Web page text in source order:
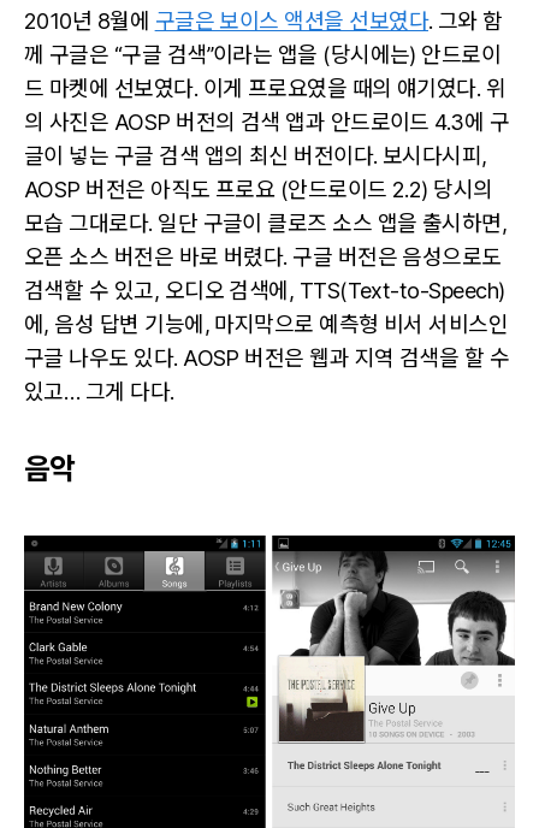
2010년 8월에 구글은 보이스 액션을 선보였다. 그와 함
께 구글은 “구글 검색”이라는 앱을 (당시에는) 안드로이
드 마켓에 선보였다. 이게 프로요였을 때의 얘기였다. 위
의 사진은 AOSP 버전의 검색 앱과 안드로이드 4.3에 구
글이 넣는 구글 검색 앱의 최신 버전이다. 보시다시피,
AOSP 버전은 아직도 프로요 (안드로이드 2.2) 당시의
모습 그대로다. 일단 구글이 클로즈 소스 앱을 출시하면,
오픈 소스 버전은 바로 버렸다. 구글 버전은 음성으로도
검색할 수 있고, 오디오 검색에, TTS(Text-to-Speech)
에, 음성 답변 기능에, 마지막으로 예측형 비서 서비스인
구글 나우도 있다. AOSP 버전은 웹과 지역 검색을 할 수
있고… 그게 다다.
음악